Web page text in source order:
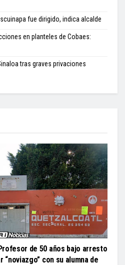
fue dirigido, indica alcalde
en planteles de Cobaes:
tras graves privaciones
de 50 años bajo arresto
con su alumna de